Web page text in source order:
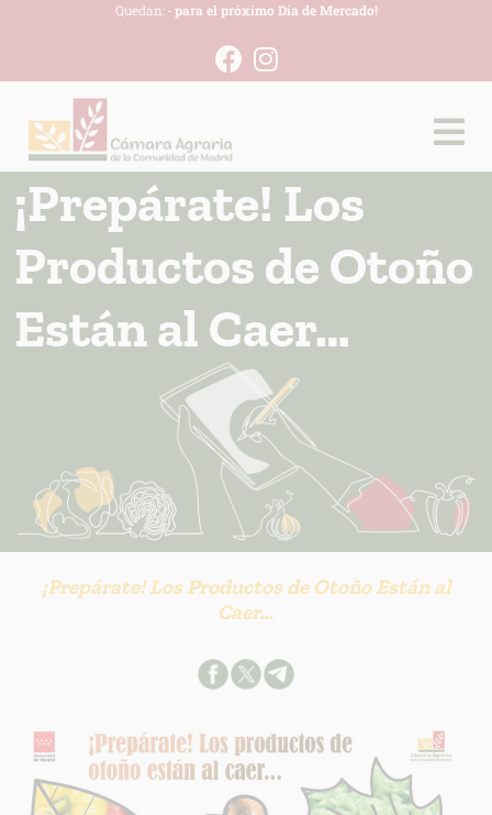
Quedan: -para el próximo Día de Mercado!
¡Prepárate! Los
Productos de Otoño
Están al Caer…
¡Prepárate! Los Productos de Otoño Están al
Caer…